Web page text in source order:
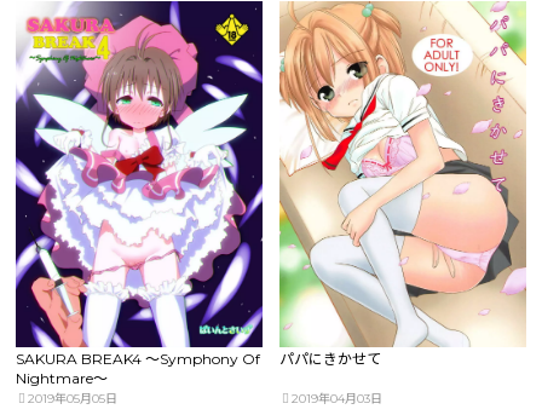
SAKURA BREAK4 ～Symphony Of
Nightmare～
2019年05月05日
パパにきかせて
2019年04月03日